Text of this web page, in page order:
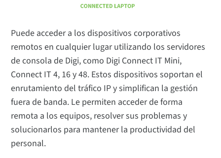
Puede acceder a los dispositivos corporativos
remotos en cualquier lugar utilizando los servidores
de consola de Digi, como Digi Connect IT Mini,
Connect IT 4, 16 y 48. Estos dispositivos soportan el
enrutamiento del tráfico IP y simplifican la gestión
fuera de banda. Le permiten acceder de forma
remota a los equipos, resolver sus problemas y
solucionarlos para mantener la productividad del
personal.